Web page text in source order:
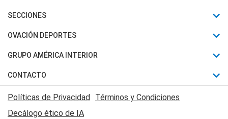
Últimas Noticias
Política
Judiciales
Economia
SECCIONES
Horóscopo
Motores
Trucos caseros
Series y Películas
Edictos y Solicitadas
OVACIÓN DEPORTES
Fútbol
Mundial
Automovilismo
Rugby
GRUPO AMÉRICA INTERIOR
Canal 7 en Vivo
CONTACTO
Acerca de Nosotros
Contactanos
Políticas de Privacidad Términos y Condiciones
Decálogo ético de IA